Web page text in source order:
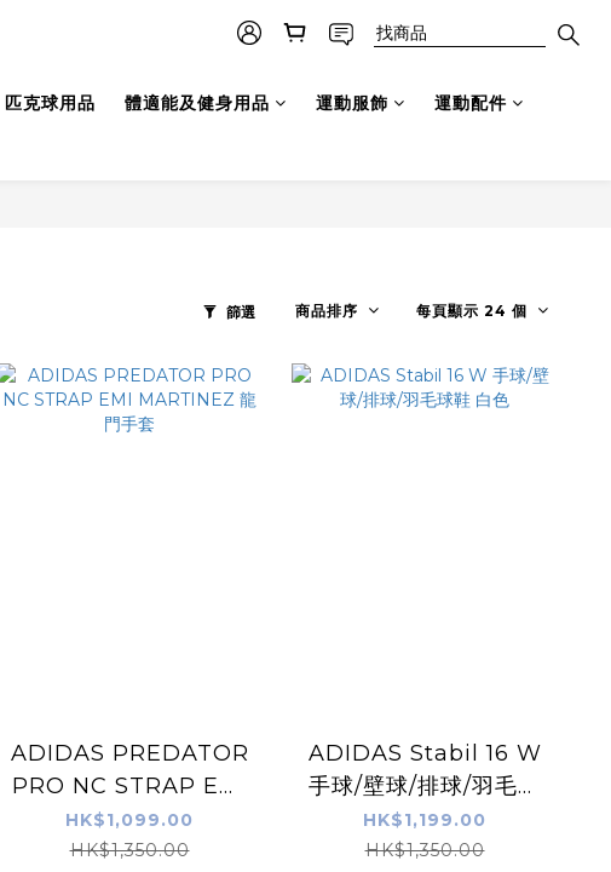
匹克球用品 體適能及健身用品 運動服飾 運動配件
篩選 商品排序 每頁顯示 24 個
ADIDAS PREDATOR
PRO NC STRAP EMI
MARTINEZ 龍門手套
HK$1,099.00
HK$1,350.00
ADIDAS Stabil 16 W
手球/壁球/排球/羽毛球
鞋 白色
HK$1,199.00
HK$1,350.00